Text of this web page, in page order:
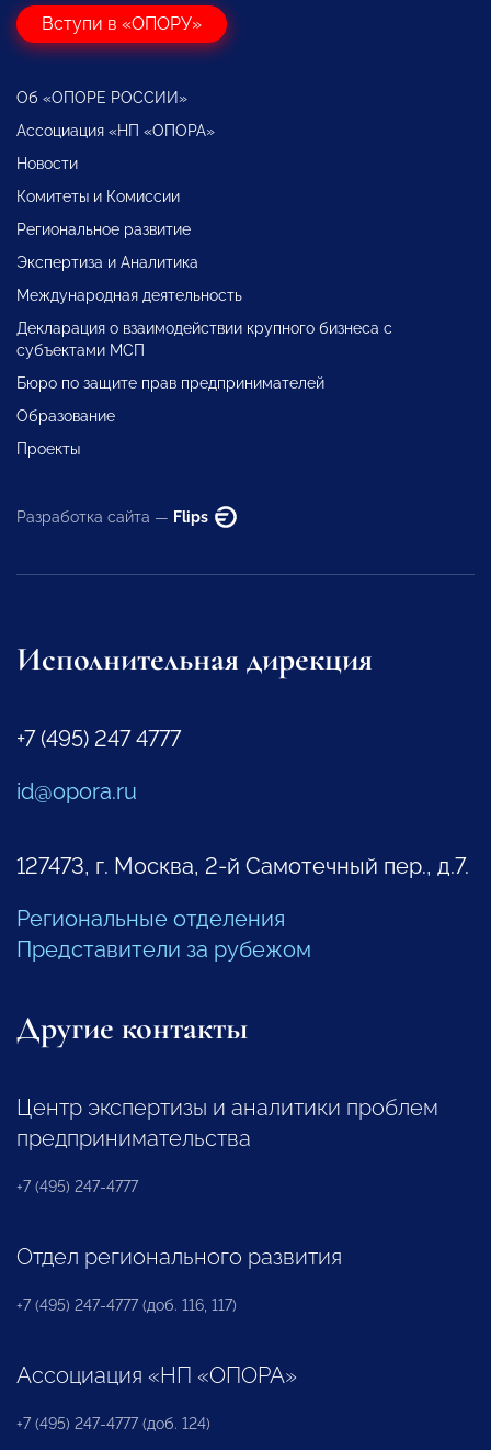
Вступи в «ОПОРУ»
Об «ОПОРЕ РОССИИ»
Ассоциация «НП «ОПОРА»
Новости
Комитеты и Комиссии
Региональное развитие
Экспертиза и Аналитика
Международная деятельность
Декларация о взаимодействии крупного бизнеса с
субъектами МСП
Бюро по защите прав предпринимателей
Образование
Проекты
Разработка сайта — Flips
Исполнительная дирекция
+7 (495) 247 4777
id@opora.ru
127473, г. Москва, 2-й Самотечный пер., д.7.
Региональные отделения
Представители за рубежом
Другие контакты
Центр экспертизы и аналитики проблем
предпринимательства
+7 (495) 247-4777
Отдел регионального развития
+7 (495) 247-4777 (доб. 116, 117)
Ассоциация «НП «ОПОРА»
+7 (495) 247-4777 (доб. 124)